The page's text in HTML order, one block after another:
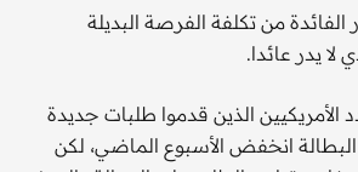
من تكلفة الفرصة البديلة
لا يدر عائدا.
الأمريكيين الذين قدموا طلبات جديدة
انخفض الأسبوع الماضي، لكن